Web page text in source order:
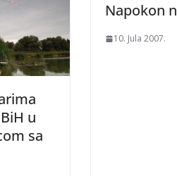
u
sa
Napokon
10. Jula 2007.